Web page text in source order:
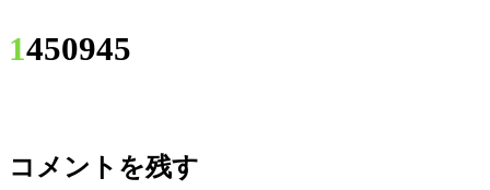
1450945
コメントを残す